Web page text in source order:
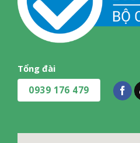
Tổng đài
0939 176 479